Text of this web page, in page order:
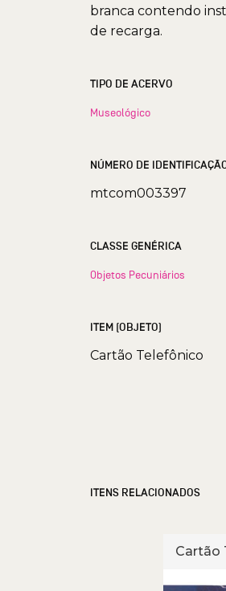
branca contendo
de recarga.
TIPO DE ACERVO
Museológico
NÚMERO DE
mtcom003397
CLASSE GENÉRICA
Objetos Pecuniários
ITEM (OBJETO)
Cartão Telefônico
ITENS RELACIONADOS
Cartão